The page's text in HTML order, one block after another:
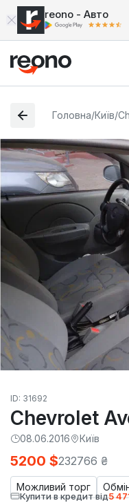
reono - Авто
Головна/Київ/
ID: 31692
Chevrolet
08.06.2016 Київ
Можливий торг
5200 $232766 ₴
Купити в кредит від5